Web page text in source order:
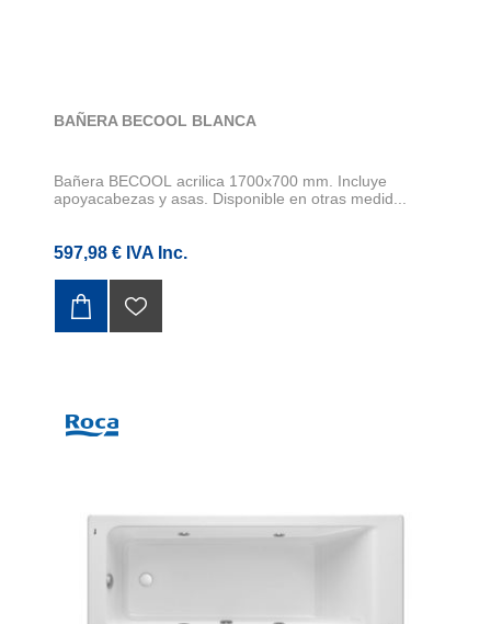
BAÑERA BECOOL BLANCA
Bañera BECOOL acrilica 1700x700 mm. Incluye
apoyacabezas y asas. Disponible en otras medid...
597,98 € IVA Inc.